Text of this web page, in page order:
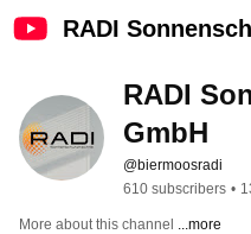
RADI
RADI
GmbH
@biermoosradi
610 subscribers •
More about this channel ...more